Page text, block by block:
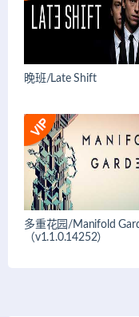
晚班/Late Shift
多重花园/Manifold
（v1.1.0.14252）